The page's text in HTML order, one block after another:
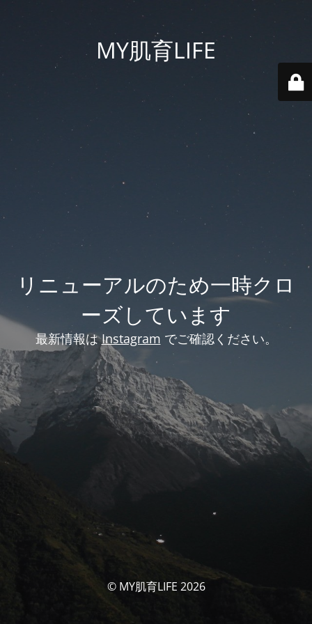
MY肌育LIFE
リニューアルのため一時クロ
ーズしています
最新情報はInstagram でご確認ください。
© MY肌育LIFE 2026